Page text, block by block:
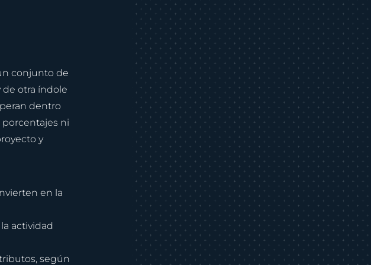
conjunto de
de otra índole
dentro
porcentajes ni
y
en la
actividad
según